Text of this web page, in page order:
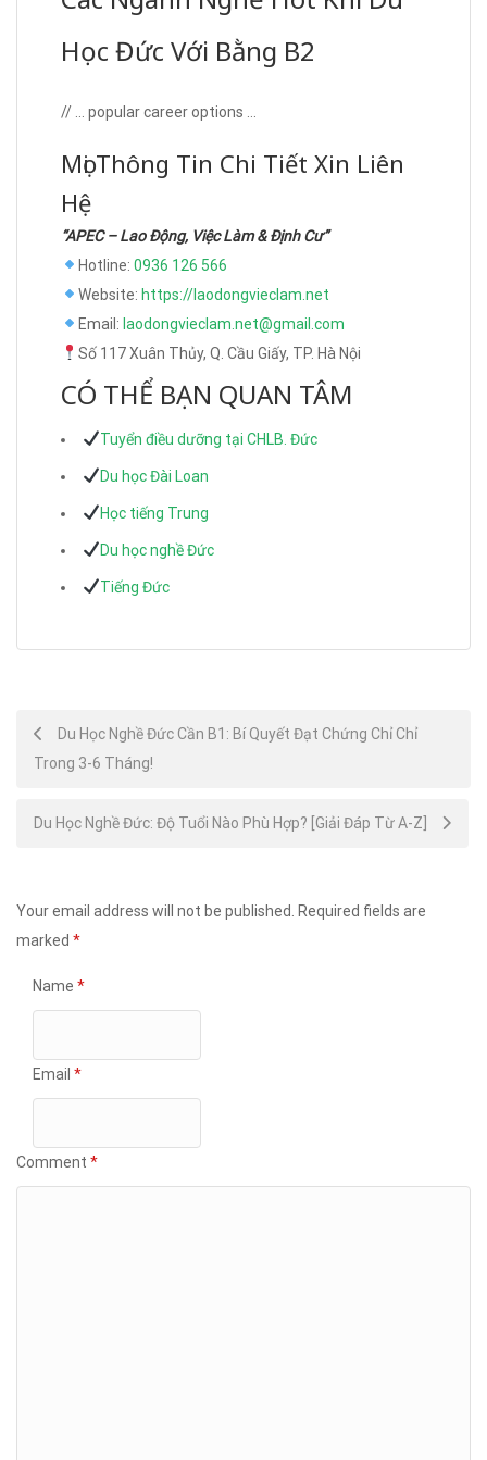
Học Đức Với Bằng B2
// … popular career options …
Mọi Thông Tin Chi Tiết Xin Liên
Hệ
“APEC – Lao Động, Việc Làm & Định Cư”
Hotline: 0936 126 566
Website: https://laodongvieclam.net
Email: laodongvieclam.net@gmail.com
Số 117 Xuân Thủy, Q. Cầu Giấy, TP. Hà Nội
CÓ THỂ BẠN QUAN TÂM
Tuyển điều dưỡng tại CHLB. Đức
Du học Đài Loan
Học tiếng Trung
Du học nghề Đức
Tiếng Đức
Post
navigation
Du Học Nghề Đức Cần B1: Bí Quyết Đạt Chứng Chỉ Chỉ
Trong 3-6 Tháng!
Du Học Nghề Đức: Độ Tuổi Nào Phù Hợp? [Giải Đáp Từ A-Z]
Your email address will not be published. Required fields are
marked *
Name *
Email *
Comment *